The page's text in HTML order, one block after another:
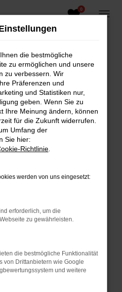
0
ERROR
aufgetreten.
die dir helfen können:
und deine
zum Beispiel deine
Seiten
die Seite in einem
in einem privaten
helfen, vorübergehende
die bestmögliche
zu ermöglichen und unsere
zu verbessern. Wir
Präferenzen und
und Statistiken nur,
geben. Wenn Sie zu
Ihre Meinung ändern, können
für die Zukunft widerrufen.
Umfang der
Sie hier:
Richtlinie
werden von uns eingesetzt:
erforderlich, um die
zu gewährleisten.
die bestmögliche Funktionalität
von Drittanbietern wie Google
und weitere